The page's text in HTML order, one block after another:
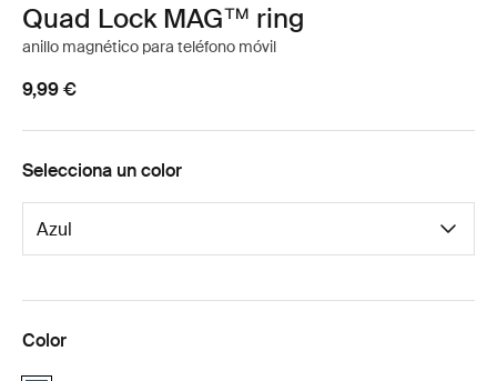
Quad Lock MAG™ ring
anillo magnético para teléfono móvil
9,99 €
Selecciona un color
Color